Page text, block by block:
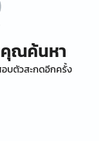
ณค้นหา
บตัวสะกดอีกครั้ง